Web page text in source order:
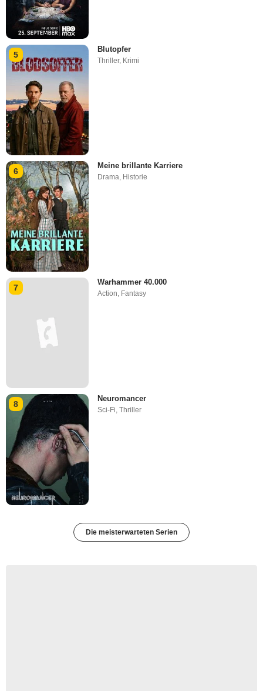
5
Blutopfer
Thriller, Krimi
6
Meine brillante Karriere
Drama, Historie
7
Warhammer 40.000
Action, Fantasy
8
Neuromancer
Sci-Fi,Thriller
Die meisterwarteten Serien